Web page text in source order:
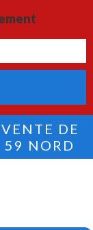
DE
59 NORD